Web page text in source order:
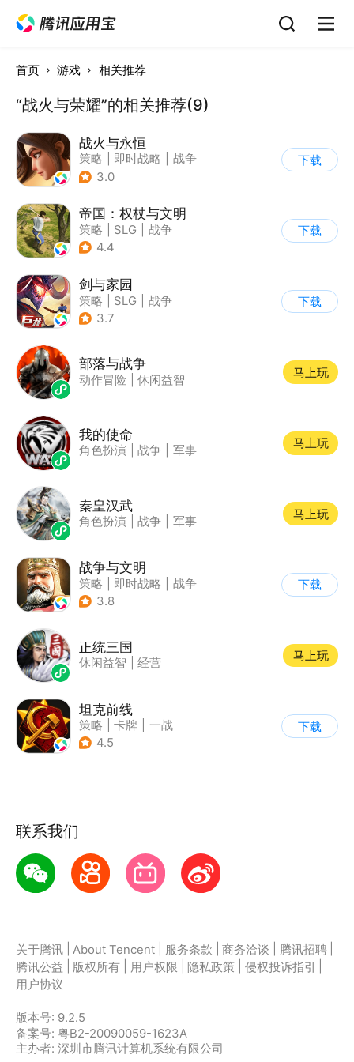
首页 游戏 相关推荐
“战火与荣耀”的相关推荐(9)
战火与永恒
策略 即时战略
战争
| 欧美风
3.0
下载
帝国：权杖与文明
策略 SLG
战争
| 自由交易
4.4
下载
剑与家园
策略 SLG
战争
| 欧美风
3.7
下载
部落与战争
动作冒险 休闲益智
马上玩
我的使命
角色扮演 战争 军事
马上玩
秦皇汉武
角色扮演 战争 军事
马上玩
战争与文明
策略 即时战略
战争
| 欧美风
3.8
下载
正统三国
休闲益智 经营
马上玩
坦克前线
策略 卡牌
一战
| 战术竞技
4.5
下载
联系我们
关于腾讯 About Tencent 服务条款 商务洽谈 腾讯招聘
腾讯公益
版权所有 用户权限 隐私政策 侵权投诉指引
用户协议
版本号: 9.2.5
备案号: 粤B2-20090059-1623A
主办者: 深圳市腾讯计算机系统有限公司